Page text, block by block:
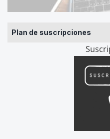
Plan de suscripciones